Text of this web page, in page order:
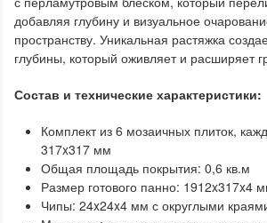
добавляя глубину и визуальное
пространству. Уникальная растяжка
глубины, который оживляет и расширяет
Состав и технические характеристики:
Комплект из 6 мозаичных плиток,
317x317 мм
Общая площадь покрытия: 0,6 кв.м
Размер готового панно: 1912x317x4
Чипы: 24x24x4 мм с округлыми